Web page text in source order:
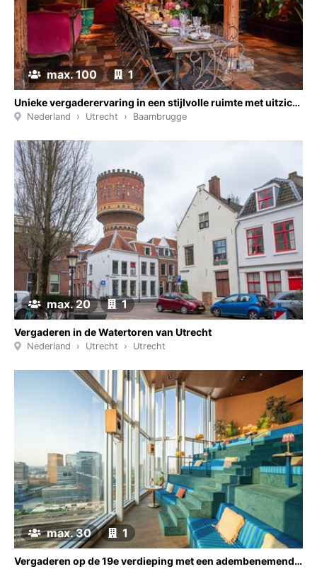
max. 100 1
Unieke vergaderervaring in een stijlvolle ruimte met uitzicht op een rustgevende privé-tuin
Nederland Utrecht Baambrugge
max. 20 1
Vergaderen in de Watertoren van Utrecht
Nederland Utrecht Utrecht
max. 30 1
Vergaderen op de 19e verdieping met een adembenemend uitzicht over Amsterdam